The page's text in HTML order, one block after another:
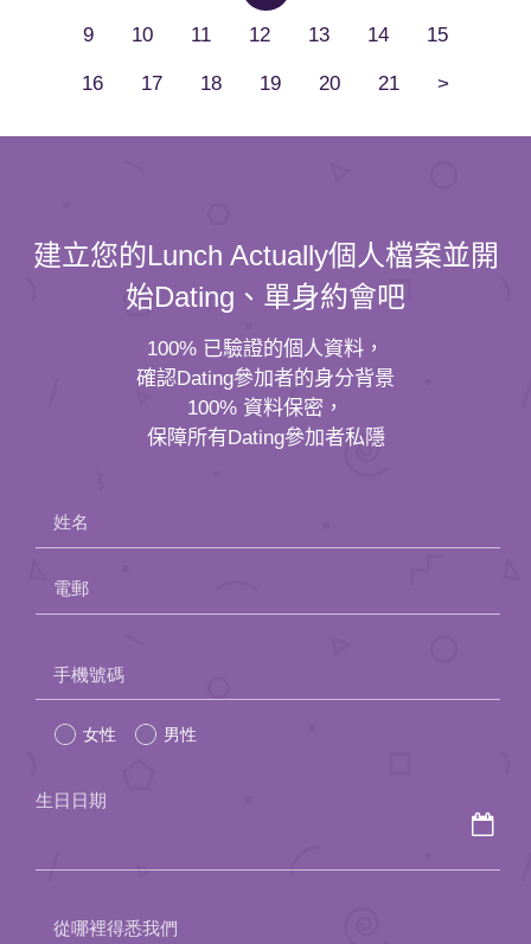
9 10 11 12 13 14 15
16 17 18 19 20 21 >
建立您的Lunch Actually個人檔案並開
始Dating、單身約會吧
100% 已驗證的個人資料，
確認Dating參加者的身分背景
100% 資料保密，
保障所有Dating參加者私隱
姓名
電郵
leave
this
手機號碼
女性 男性
生日日期
從哪裡得悉我們